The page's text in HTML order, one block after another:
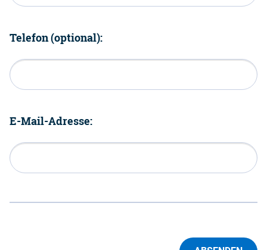
Telefon (optional):
E-Mail-Adresse: